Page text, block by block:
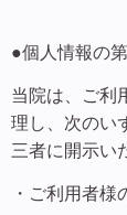
●個人情報の
当院は、ご利
理し、次のい
三者に開示い
・ご利用者様